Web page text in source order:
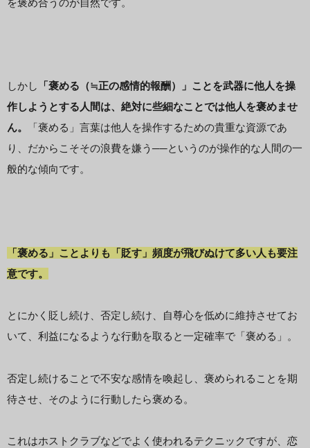
しかし
「褒める（≒正の感情的報酬）」ことを武器に他人を操
作しようとする人間は、絶対に些細なことでは他人を褒めませ
ん。
「褒める」言葉は他人を操作するための貴重な資源であ
り、だからこそその浪費を嫌う──というのが操作的な人間の一
般的な傾向です。
「褒める」ことよりも「貶す」頻度が飛びぬけて多い人も要注
意です。
とにかく貶し続け、否定し続け、自尊心を低めに維持させてお
いて、利益になるような行動を取ると一定確率で「褒める」。
否定し続けることで不安な感情を喚起し、褒められることを期
待させ、そのように行動したら褒める。
これはホストクラブなどでよく使われるテクニックですが、恋